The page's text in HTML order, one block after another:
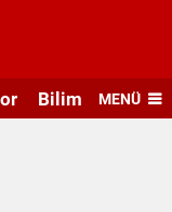
Bilim veMENÜ